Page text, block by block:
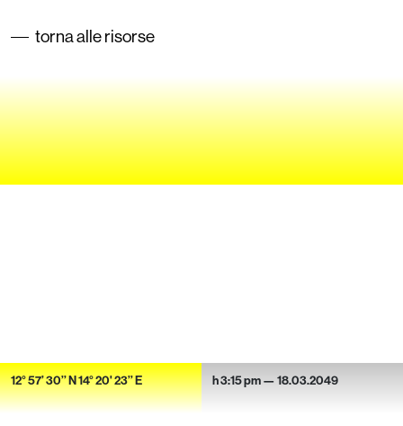
torna alle risorse
12° 57’ 30’’ N 14° 20' 23’’ E h 3:15 pm — 18.03.2049